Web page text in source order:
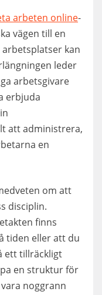
arbeten online-
vägen till en
kan
leder
arbetsgivare
erbjuda
att administrera,
en
om att
disciplin.
finns
tiden eller att du
ett tillräckligt
en struktur för
noggrann